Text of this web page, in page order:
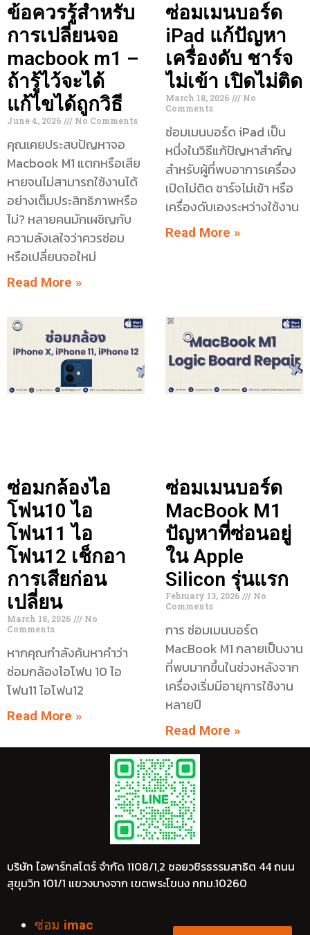
ข้อควรรู้สำหรับ
การเปลี่ยนจอ
macbook m1 –
ถ้ารู้ไว้จะได้
แก้ไขได้ถูกวิธี
June 4, 2026 No Comments
คุณเคยประสบปัญหาจอ
Macbook M1 แตกหรือเสีย
หายจนไม่สามารถใช้งานได้
อย่างเต็มประสิทธิภาพหรือ
ไม่? หลายคนมักเผชิญกับ
ความลังเลใจว่าควรซ่อม
หรือเปลี่ยนจอใหม่
Read More »
ซ่อมเมนบอร์ด
iPad แก้ปัญหา
เครื่องดับ ชาร์จ
ไม่เข้า เปิดไม่ติด
March 18, 2026
No
Comments
ซ่อมเมนบอร์ด iPad เป็น
หนึ่งในวิธีแก้ปัญหาสำคัญ
สำหรับผู้ที่พบอาการเครื่อง
เปิดไม่ติด ชาร์จไม่เข้า หรือ
เครื่องดับเองระหว่างใช้งาน
Read More »
ซ่อมกล้องไอ
โฟน10 ไอ
โฟน11 ไอ
โฟน12 เช็กอา
การเสียก่อน
เปลี่ยน
March 18, 2026
No
Comments
หากคุณกำลังค้นหาคำว่า
ซ่อมกล้องไอโฟน 10 ไอ
โฟน11 ไอโฟน12
Read More »
ซ่อมเมนบอร์ด
MacBook M1
ปัญหาที่ซ่อนอยู่
ใน Apple
Silicon รุ่นแรก
February 13, 2026
No
Comments
การ ซ่อมเมนบอร์ด
MacBook M1 กลายเป็นงาน
ที่พบมากขึ้นในช่วงหลังจาก
เครื่องเริ่มมีอายุการใช้งาน
หลายปี
Read More »
บริษัท ไอพาร์ทสโตร์ จำกัด 1108/1,2 ซอยวชิรธรรมสาธิต 44 ถนน
สุขุมวิท 101/1 แขวงบางจาก เขตพระโขนง กทม.10260
ซ่อม imac